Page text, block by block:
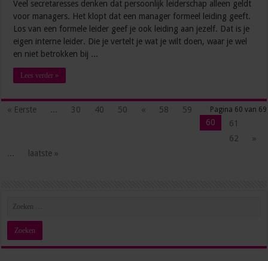
Veel secretaresses denken dat persoonlijk leiderschap alleen geldt
voor managers. Het klopt dat een manager formeel leiding geeft.
Los van een formele leider geef je ook leiding aan jezelf. Dat is je
eigen interne leider. Die je vertelt je wat je wilt doen, waar je wel
en niet betrokken bij ...
Lees verder »
Pagina 60 van 69
« Eerste ... 30 40 50 « 58
59
60
61
62
»
...
laatste »